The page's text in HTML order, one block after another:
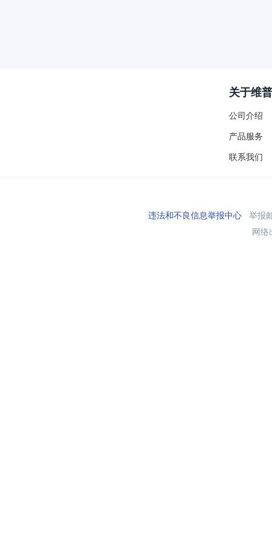
关于维普
公司介绍
产品服务
联系我们
违法和不良信息举报中心举报
网